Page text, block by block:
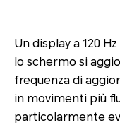
Un display a 120
lo schermo si
frequenza di
in movimenti più
particolarmente